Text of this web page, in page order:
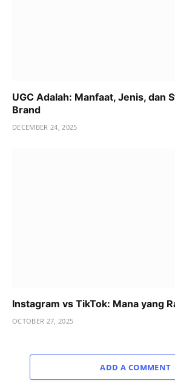
UGC Adalah: Manfaat, Jenis, dan
Brand
DECEMBER 24, 2025
Instagram vs TikTok: Mana yang
OCTOBER 27, 2025
ADD A COMMENT